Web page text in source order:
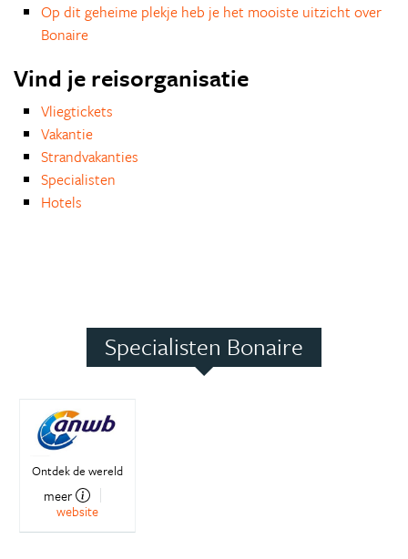
Op dit geheime plekje heb je het mooiste uitzicht over
Bonaire
Vind je reisorganisatie
Vliegtickets
Vakantie
Strandvakanties
Specialisten
Hotels
Specialisten Bonaire
Ontdek de wereld
meer
website